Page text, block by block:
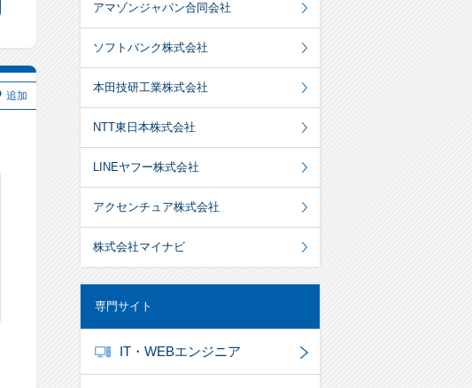
追加
アマゾンジャパン合同会社
ソフトバンク株式会社
本田技研工業株式会社
NTT東日本株式会社
LINEヤフー株式会社
アクセンチュア株式会社
株式会社マイナビ
専門サイト
IT・WEBエンジニア